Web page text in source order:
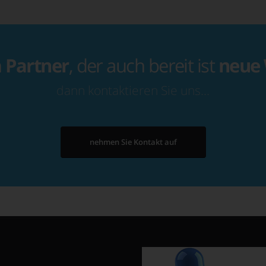
Partner, der auch bereit ist neue
dann kontaktieren Sie uns…
nehmen Sie Kontakt auf